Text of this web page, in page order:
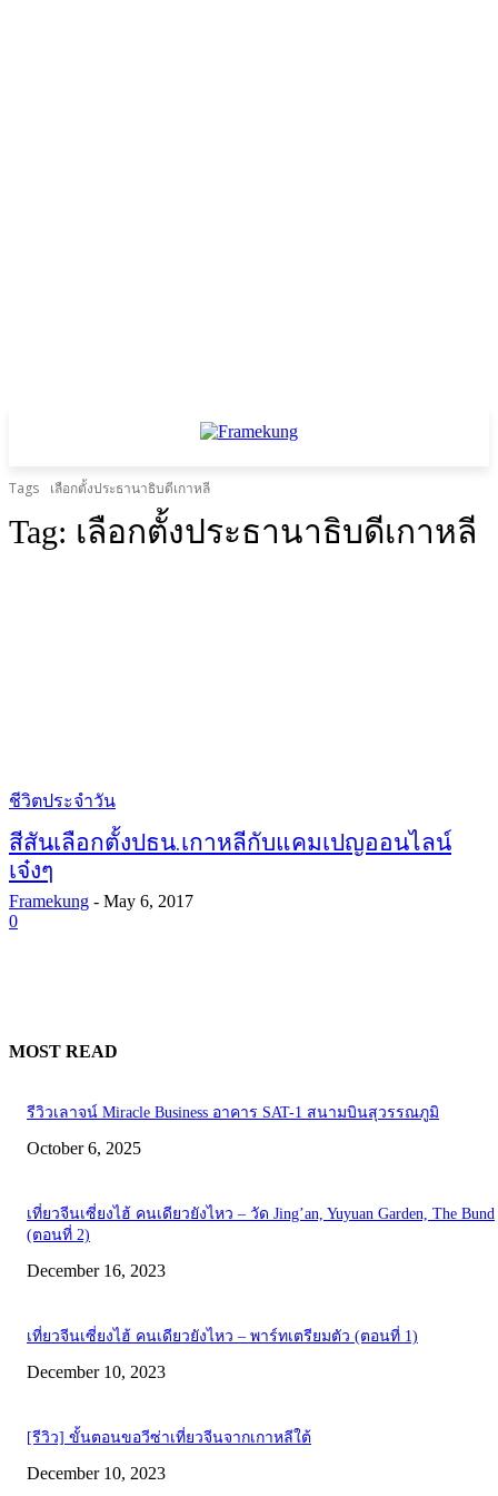
Tags เลือกตั้งประธานาธิบดีเกาหลี
Tag: เลือกตั้งประธานาธิบดีเกาหลี
ชีวิตประจำวัน
สีสันเลือกตั้งปธน.เกาหลีกับแคมเปญออนไลน์
เจ๋งๆ
Framekung - May 6, 2017
0
MOST READ
รีวิวเลาจน์ Miracle Business อาคาร SAT-1 สนามบินสุวรรณภูมิ
October 6, 2025
เที่ยวจีนเซี่ยงไฮ้ คนเดียวยังไหว – วัด Jing’an, Yuyuan Garden, The Bund
(ตอนที่ 2)
December 16, 2023
เที่ยวจีนเซี่ยงไฮ้ คนเดียวยังไหว – พาร์ทเตรียมตัว (ตอนที่ 1)
December 10, 2023
[รีวิว] ขั้นตอนขอวีซ่าเที่ยวจีนจากเกาหลีใต้
December 10, 2023